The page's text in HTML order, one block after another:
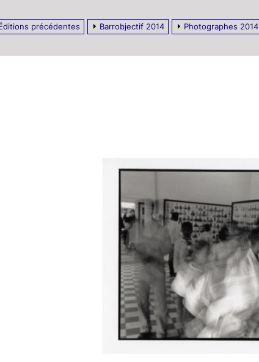
précédentes Barrobjectif 2014 Photographes 2014